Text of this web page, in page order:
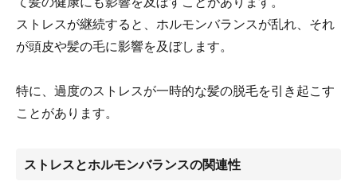
ストレスが継続すると、ホルモンバランスが乱れ、それ
が頭皮や髪の毛に影響を及ぼします。
特に、過度のストレスが一時的な髪の脱毛を引き起こす
ことがあります。
ストレスとホルモンバランスの関連性